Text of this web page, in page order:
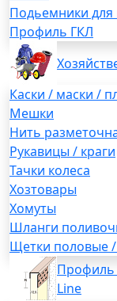
Подьемники для
Профиль ГКЛ
Каски / маски /
Мешки
Нить
Рукавицы / краги
Тачки колеса
Хозтовары
Хомуты
Шланги
Щетки половые
Профиль
Line